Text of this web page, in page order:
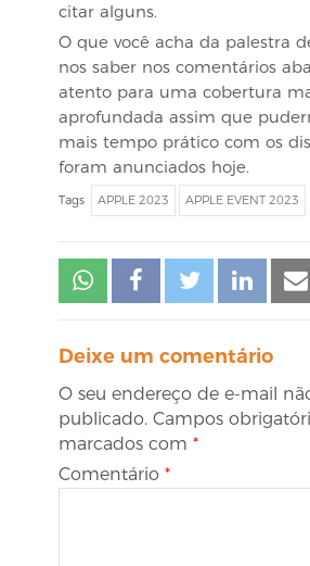
citar alguns.
O que você acha da palestra
nos saber nos comentários
atento para uma cobertura
aprofundada assim que
mais tempo prático com os
foram anunciados hoje.
Tags APPLE 2023 APPLE EVENT 2023
Deixe um comentário
O seu endereço de e-mail
publicado. Campos
marcados com *
Comentário *